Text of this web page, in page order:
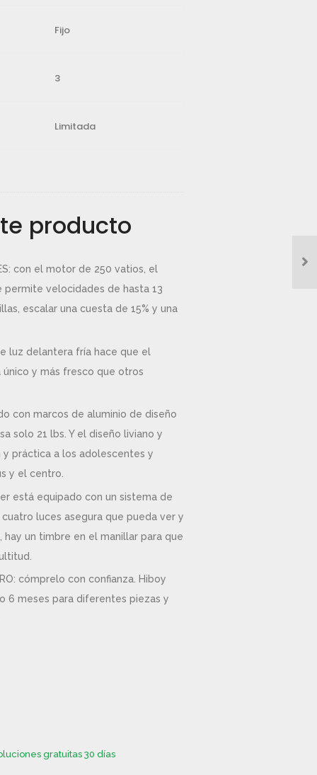
Fijo
3
Limitada
producto
con el motor de 250 vatios, el
velocidades de hasta 13
escalar una cuesta de 15% y una
luz delantera fría hace que el
y más fresco que otros
con marcos de aluminio de diseño
solo 21 lbs. Y el diseño liviano y
práctica a los adolescentes y
y el centro.
está equipado con un sistema de
luces asegura que pueda ver y
hay un timbre en el manillar para que
cómprelo con confianza. Hiboy
6 meses para diferentes piezas y
gratuitas 30 días